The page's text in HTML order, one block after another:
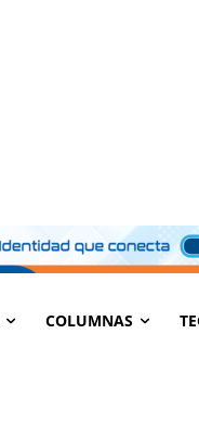
COLUMNAS